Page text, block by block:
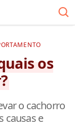
os
o cachorro
causas e